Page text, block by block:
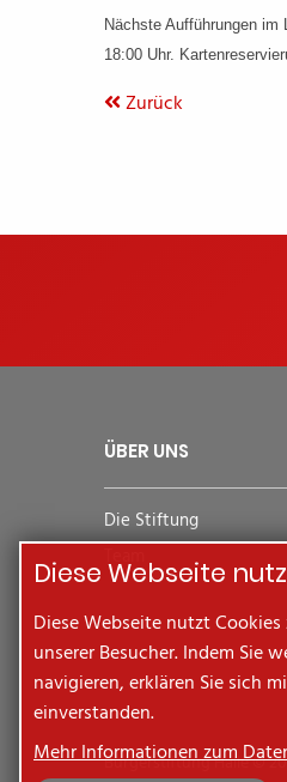
Nächste Aufführungen im
18:00 Uhr.
Zurück
ÜBER UNS
Die Stiftung
Bürgerstiftung Halle ©
Diese Webseite
Diese Webseite nutzt Cookies
unserer Besucher. Indem Sie
navigieren, erklären Sie sich
einverstanden.
Mehr Informationen zum